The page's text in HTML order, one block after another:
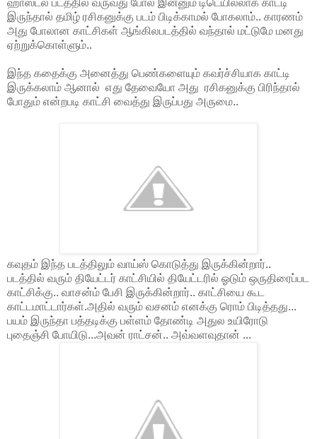
இருந்தால் தமிழ் ரசிகனுக்கு படம் பிடிக்காமல் போகலாம்.. காரணம்
அது போலான காட்சிகள் ஆங்கிலபடத்தில் வந்தால் மட்டுமே மனது
ஏற்றுக்கொள்ளும்..
இந்த கதைக்கு அனைத்து பெண்களையும் கவர்ச்சியாக காட்டி
இருக்கலாம் ஆனால் எது தேவையோ அது ரசிகனுக்கு பிரிந்தால்
போதும் என்றபடி காட்சி வைத்து இருப்பது அருமை..
கவுதம் இந்த படத்திலும் வாய்ஸ் கொடுத்து இருக்கின்றார்..
படத்தில் வரும் தியேட்டர் காட்சியில் தியேட்டரில் ஓடும் ஒருதிரைப்பட
காட்சிக்கு.. வாசன்ம் பேசி இருக்கின்றார்.. காட்சியை கூட
காட்டமாட்டார்கள்.அதில் வரும் வசனம் எனக்கு ரொம் பிடித்தது...
பயம் இருந்தா பத்தடிக்கு பள்ளம் தோண்டி அதுல உயிரோடு
புதைஞ்சி போயிடு...அவன் ராட்சன்.. அவ்வளவுதான் ...